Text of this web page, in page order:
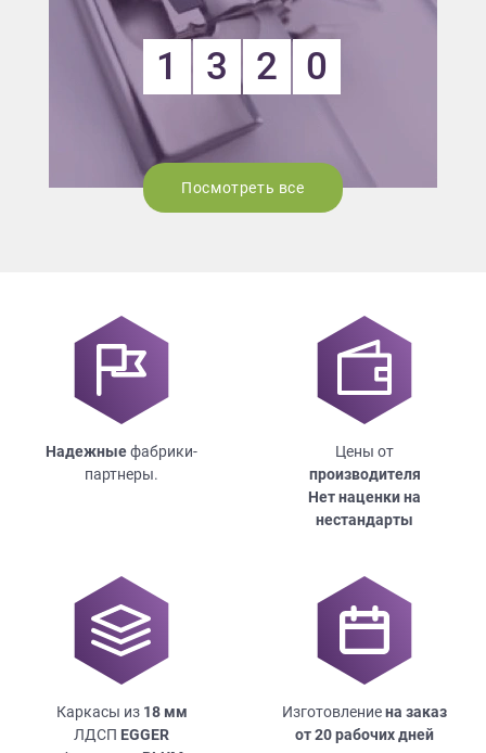
1 3 2 0
Посмотреть все
Надежныефабрики-
партнеры.
Цены от
производителя
Нет наценки на
нестандарты
Каркасы из 18мм
ЛДСП EGGER
Изготовлениена заказ
от 20 рабочих дней